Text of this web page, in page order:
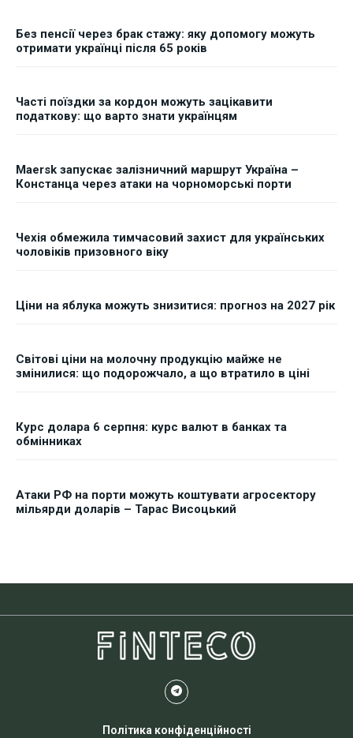
Без пенсії через брак стажу: яку допомогу можуть
отримати українці після 65 років
Часті поїздки за кордон можуть зацікавити
податкову: що варто знати українцям
Maersk запускає залізничний маршрут Україна –
Констанца через атаки на чорноморські порти
Чехія обмежила тимчасовий захист для українських
чоловіків призовного віку
Ціни на яблука можуть знизитися: прогноз на 2027 рік
Світові ціни на молочну продукцію майже не
змінилися: що подорожчало, а що втратило в ціні
Курс долара 6 серпня: курс валют в банках та
обмінниках
Атаки РФ на порти можуть коштувати агросектору
мільярди доларів – Тарас Висоцький
Політика конфіденційності